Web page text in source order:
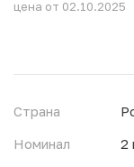
цена от 02.10.2025
Страна
Номинал
2